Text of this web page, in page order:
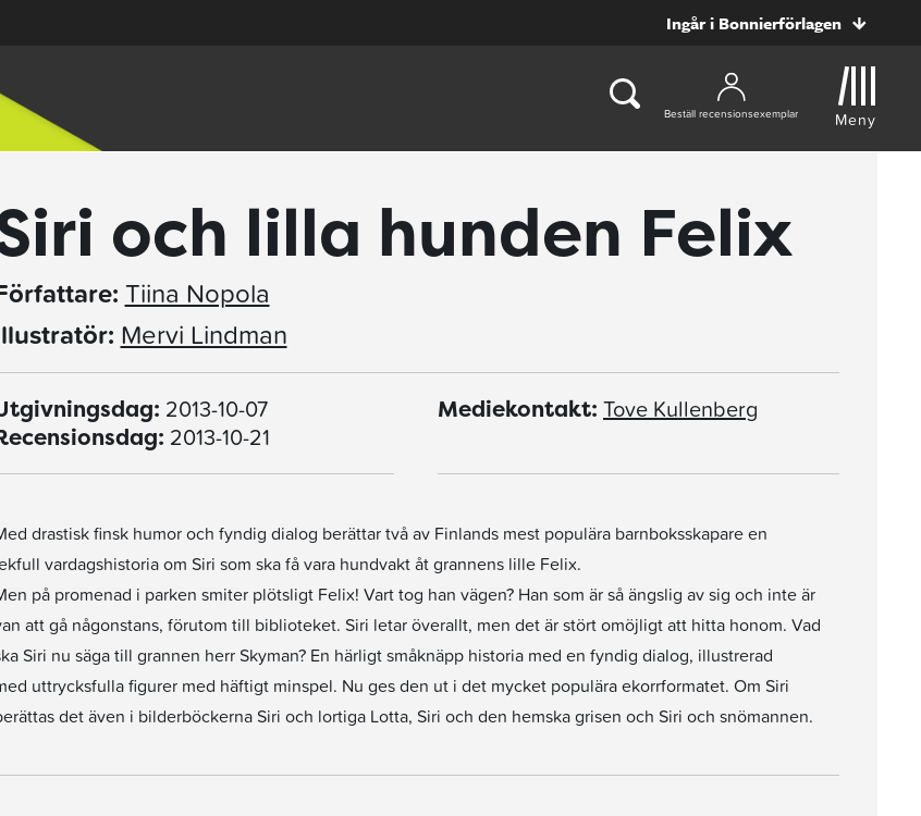
Ingår i Bonnierförlagen
Beställ recensionsexemplar Meny
och lilla hunden Felix
Tiina Nopola
Mervi Lindman
2013-10-07
2013-10-21
Mediekontakt: Tove Kullenberg
drastisk finsk humor och fyndig dialog berättar två av Finlands mest populära barnboksskapare en
vardagshistoria om Siri som ska få vara hundvakt åt grannens lille Felix.
på promenad i parken smiter plötsligt Felix! Vart tog han vägen? Han som är så ängslig av sig och inte är
att gå någonstans, förutom till biblioteket. Siri letar överallt, men det är stört omöjligt att hitta honom. Vad
Siri nu säga till grannen herr Skyman? En härligt småknäpp historia med en fyndig dialog, illustrerad
uttrycksfulla figurer med häftigt minspel. Nu ges den ut i det mycket populära ekorrformatet. Om Siri
det även i bilderböckerna Siri och lortiga Lotta, Siri och den hemska grisen och Siri och snömannen.